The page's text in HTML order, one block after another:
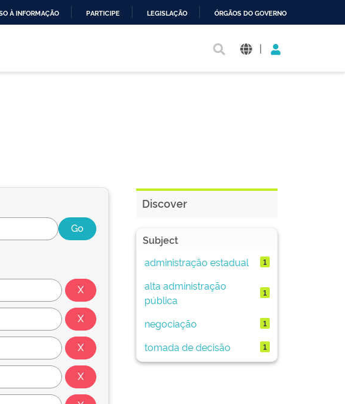
À INFORMAÇÃO PARTICIPE LEGISLAÇÃO ÓRGÃOS DO GOVERNO
|
Discover
Subject
administração estadual
1
alta administração
pública
1
negociação 1
tomada de decisão 1